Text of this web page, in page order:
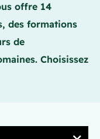
offre 14
des formations
de
Choisissez